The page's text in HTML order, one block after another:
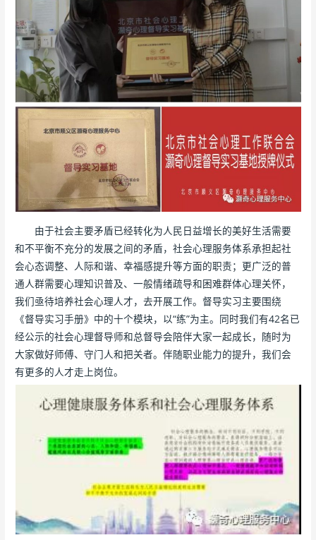
由于社会主要矛盾已经转化为人民日益增长的美好生活需要
和不平衡不充分的发展之间的矛盾，社会心理服务体系承担起社
会心态调整、人际和谐、幸福感提升等方面的职责；更广泛的普
通人群需要心理知识普及、一般情绪疏导和困难群体心理关怀，
我们亟待培养社会心理人才，去开展工作。督导实习主要围绕
《督导实习手册》中的十个模块，以“练”为主。同时我们有42名已
经公示的社会心理督导师和总督导会陪伴大家一起成长，随时为
大家做好师傅、守门人和把关者。伴随职业能力的提升，我们会
有更多的人才走上岗位。